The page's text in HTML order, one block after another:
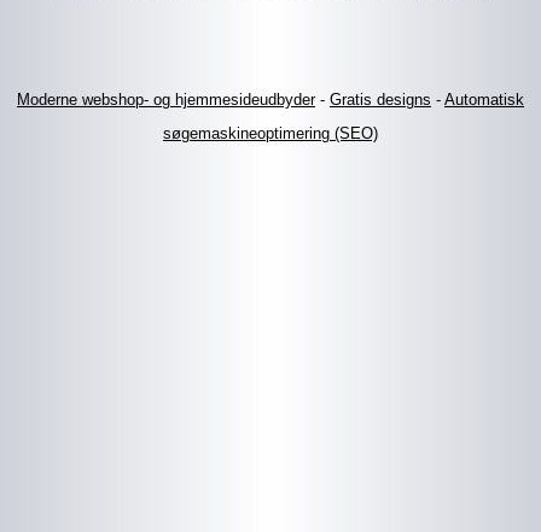
Moderne webshop- og hjemmesideudbyder- Gratis designs - Automatisk
søgemaskineoptimering (SEO)